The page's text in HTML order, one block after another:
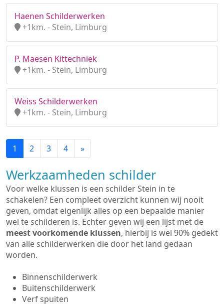
Haenen Schilderwerken
+1km. - Stein, Limburg
P. Maesen Kittechniek
+1km. - Stein, Limburg
Weiss Schilderwerken
+1km. - Stein, Limburg
1 2 3 4 »
Werkzaamheden schilder
Voor welke klussen is een schilder Stein in te
schakelen? Een compleet overzicht kunnen wij nooit
geven, omdat eigenlijk alles op een bepaalde manier
wel te schilderen is. Echter geven wij een lijst met de
meest voorkomende klussen, hierbij is wel 90% gedekt
van alle schilderwerken die door het land gedaan
worden.
Binnenschilderwerk
Buitenschilderwerk
Verf spuiten